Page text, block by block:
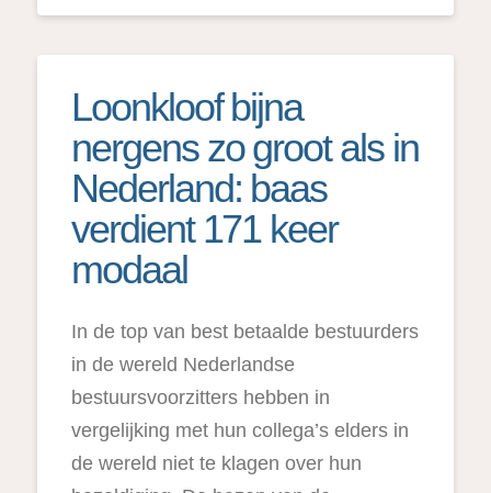
Loonkloof bijna
nergens zo groot als in
Nederland: baas
verdient 171 keer
modaal
In de top van best betaalde bestuurders
in de wereld Nederlandse
bestuursvoorzitters hebben in
vergelijking met hun collega’s elders in
de wereld niet te klagen over hun